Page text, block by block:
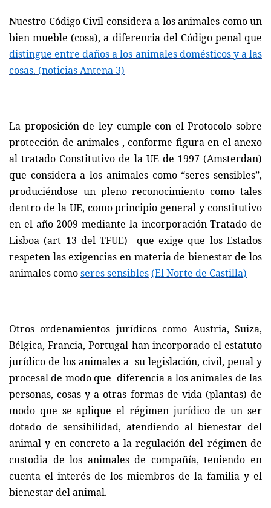
Nuestro Código Civil considera a los animales como un
bien mueble (cosa), a diferencia del Código penal que
distingue entre daños a los animales domésticos y a las
cosas. (noticias Antena 3)
La proposición de ley cumple con el Protocolo sobre
protección de animales , conforme figura en el anexo
al tratado Constitutivo de la UE de 1997 (Amsterdan)
que considera a los animales como “seres sensibles”,
produciéndose un pleno reconocimiento como tales
dentro de la UE, como principio general y constitutivo
en el año 2009 mediante la incorporación Tratado de
Lisboa (art 13 del TFUE)
que exige que los Estados
respeten las exigencias en materia de bienestar de los
animales comoseres sensibles (El Norte de Castilla)
Otros ordenamientos jurídicos como Austria, Suiza,
Bélgica, Francia, Portugal han incorporado el estatuto
jurídico de los animales a su legislación, civil, penal y
procesal de modo que diferencia a los animales de las
personas, cosas y a otras formas de vida (plantas) de
modo que se aplique el régimen jurídico de un ser
dotado de sensibilidad, atendiendo al bienestar del
animal y en concreto a la regulación del régimen de
custodia de los animales de compañía, teniendo en
cuenta el interés de los miembros de la familia y el
bienestar del animal.